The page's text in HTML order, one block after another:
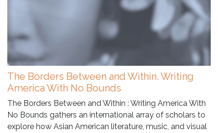
The Borders Between and Within. Writing
America With No Bounds
The Borders Between and Within : Writing America With
No Bounds gathers an international array of scholars to
explore how Asian American literature, music, and visual